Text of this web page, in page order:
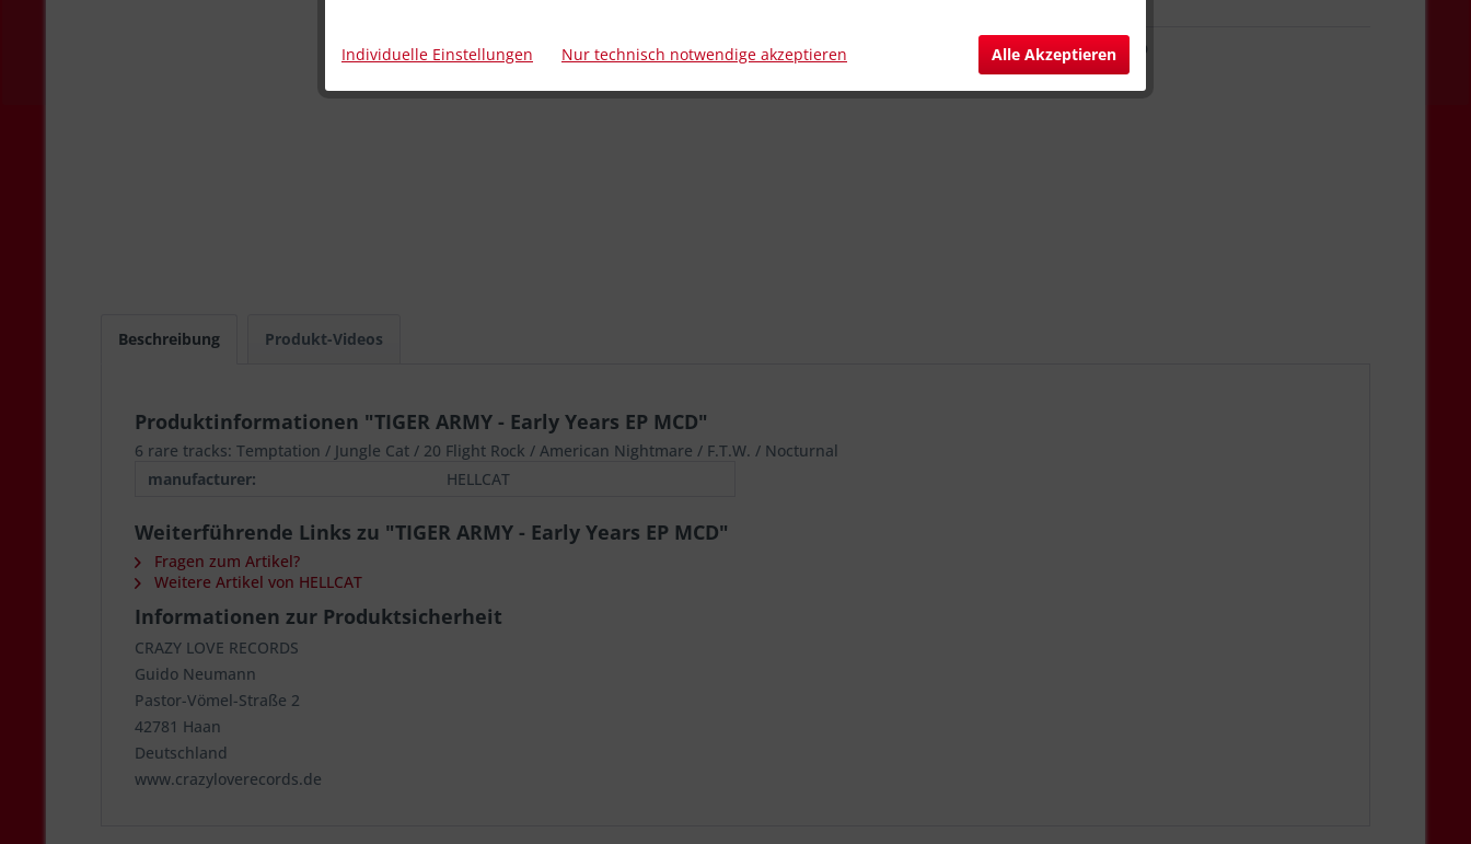
80450-2CD
Beschreibung Produkt-Videos
Produktinformationen "TIGER ARMY - Early Years EP MCD"
6 rare tracks: Temptation / Jungle Cat / 20 Flight Rock / American Nightmare / F.T.W. / Nocturnal
manufacturer:
HELLCAT
Weiterführende Links zu "TIGER ARMY - Early Years EP MCD"
Fragen zum Artikel?
Weitere Artikel von HELLCAT
Informationen zur Produktsicherheit
CRAZY LOVE RECORDS
Guido Neumann
Pastor-Vömel-Straße 2
42781 Haan
Deutschland
www.crazyloverecords.de
Individuelle Einstellungen Nur technisch notwendige akzeptieren Alle Akzeptieren